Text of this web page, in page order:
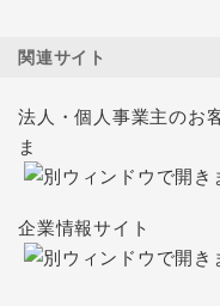
関連サイト
法人・個人事業主のお
ま
企業情報サイト